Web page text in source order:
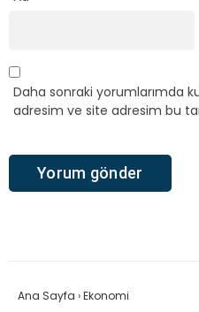
Daha sonraki yorumlarımda
adresim ve site adresim bu
Ana Sayfa ›Ekonomi